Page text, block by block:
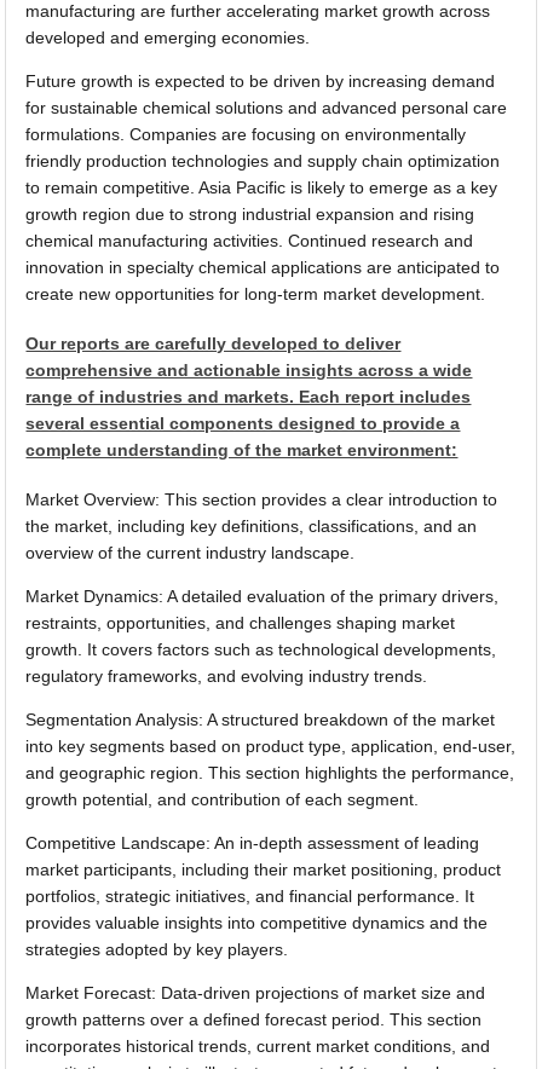
manufacturing are further accelerating market growth across
developed and emerging economies.
Future growth is expected to be driven by increasing demand
for sustainable chemical solutions and advanced personal care
formulations. Companies are focusing on environmentally
friendly production technologies and supply chain optimization
to remain competitive. Asia Pacific is likely to emerge as a key
growth region due to strong industrial expansion and rising
chemical manufacturing activities. Continued research and
innovation in specialty chemical applications are anticipated to
create new opportunities for long-term market development.
Our reports are carefully developed to deliver
comprehensive and actionable insights across a wide
range of industries and markets. Each report includes
several essential components designed to provide a
complete understanding of the market environment:
Market Overview: This section provides a clear introduction to
the market, including key definitions, classifications, and an
overview of the current industry landscape.
Market Dynamics: A detailed evaluation of the primary drivers,
restraints, opportunities, and challenges shaping market
growth. It covers factors such as technological developments,
regulatory frameworks, and evolving industry trends.
Segmentation Analysis: A structured breakdown of the market
into key segments based on product type, application, end-user,
and geographic region. This section highlights the performance,
growth potential, and contribution of each segment.
Competitive Landscape: An in-depth assessment of leading
market participants, including their market positioning, product
portfolios, strategic initiatives, and financial performance. It
provides valuable insights into competitive dynamics and the
strategies adopted by key players.
Market Forecast: Data-driven projections of market size and
growth patterns over a defined forecast period. This section
incorporates historical trends, current market conditions, and